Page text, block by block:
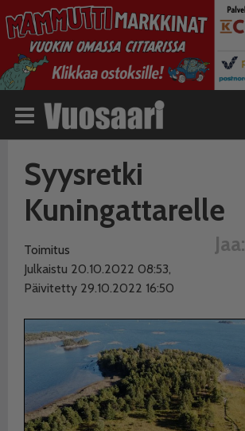
Syysretki
Kuningattarelle
Jaa:
Toimitus
Julkaistu 20.10.2022 08:53,
Päivitetty 29.10.2022 16:50